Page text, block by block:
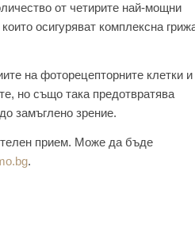
от четирите най-мощни
осигуряват комплексна
на фоторецепторните клетки и
но също така предотвратява
замъглено зрение.
прием. Може да бъде
.